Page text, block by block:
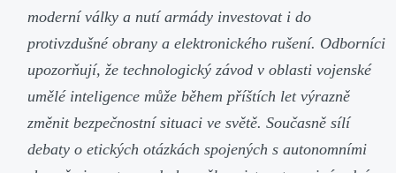
moderní války a nutí armády investovat i do
protivzdušné obrany a elektronického rušení. Odborníci
upozorňují, že technologický závod v oblasti vojenské
umělé inteligence může během příštích let výrazně
změnit bezpečnostní situaci ve světě. Současně sílí
debaty o etických otázkách spojených s autonomními